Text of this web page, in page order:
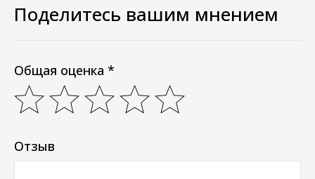
Поделитесь вашим мнением
Общая оценка *
Отзыв